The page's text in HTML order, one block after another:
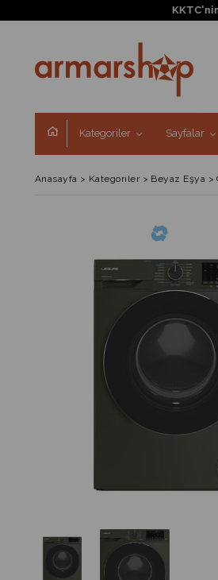
Kategoriler Sayfalar
Anasayfa > Kategoriler> Beyaz Eşya >